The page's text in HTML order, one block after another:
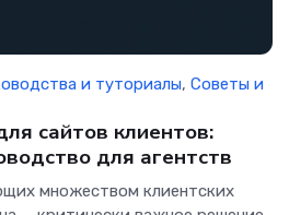
и туториалы, Советы и
сайтов клиентов:
для агентств
множеством клиентских